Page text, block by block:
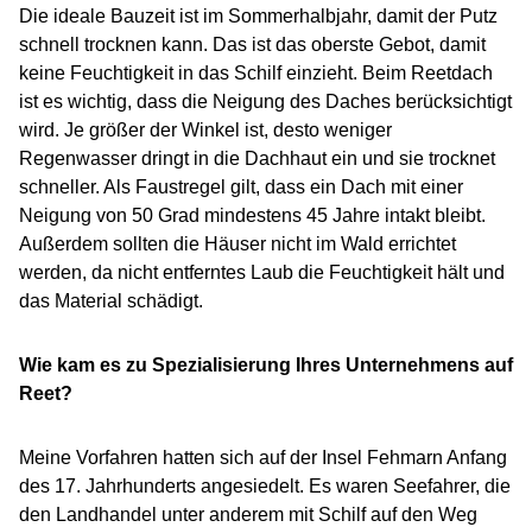
Die ideale Bauzeit ist im Sommerhalbjahr, damit der Putz
schnell trocknen kann. Das ist das oberste Gebot, damit
keine Feuchtigkeit in das Schilf einzieht. Beim Reetdach
ist es wichtig, dass die Neigung des Daches berücksichtigt
wird. Je größer der Winkel ist, desto weniger
Regenwasser dringt in die Dachhaut ein und sie trocknet
schneller. Als Faustregel gilt, dass ein Dach mit einer
Neigung von 50 Grad mindestens 45 Jahre intakt bleibt.
Außerdem sollten die Häuser nicht im Wald errichtet
werden, da nicht entferntes Laub die Feuchtigkeit hält und
das Material schädigt.
Wie kam es zu Spezialisierung Ihres Unternehmens auf
Reet?
Meine Vorfahren hatten sich auf der Insel Fehmarn Anfang
des 17. Jahrhunderts angesiedelt. Es waren Seefahrer, die
den Landhandel unter anderem mit Schilf auf den Weg